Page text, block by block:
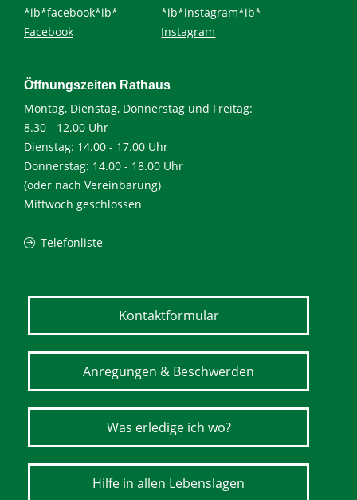
*ib*facebook*ib*
Facebook
*ib*instagram*ib*
Instagram
Öffnungszeiten Rathaus
Montag, Dienstag, Donnerstag und Freitag:
8.30 - 12.00 Uhr
Dienstag: 14.00 - 17.00 Uhr
Donnerstag: 14.00 - 18.00 Uhr
(oder nach Vereinbarung)
Mittwoch geschlossen
Telefonliste
Kontaktformular
Anregungen & Beschwerden
Was erledige ich wo?
Hilfe in allen Lebenslagen